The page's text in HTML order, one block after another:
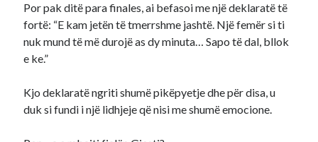
Por pak ditë para finales, ai befasoi me një deklaratë të
fortë: “E kam jetën të tmerrshme jashtë. Një femër si ti
nuk mund të më durojë as dy minuta… Sapo të dal, bllok
e ke.”
Kjo deklaratë ngriti shumë pikëpyetje dhe për disa, u
duk si fundi i një lidhjeje që nisi me shumë emocione.